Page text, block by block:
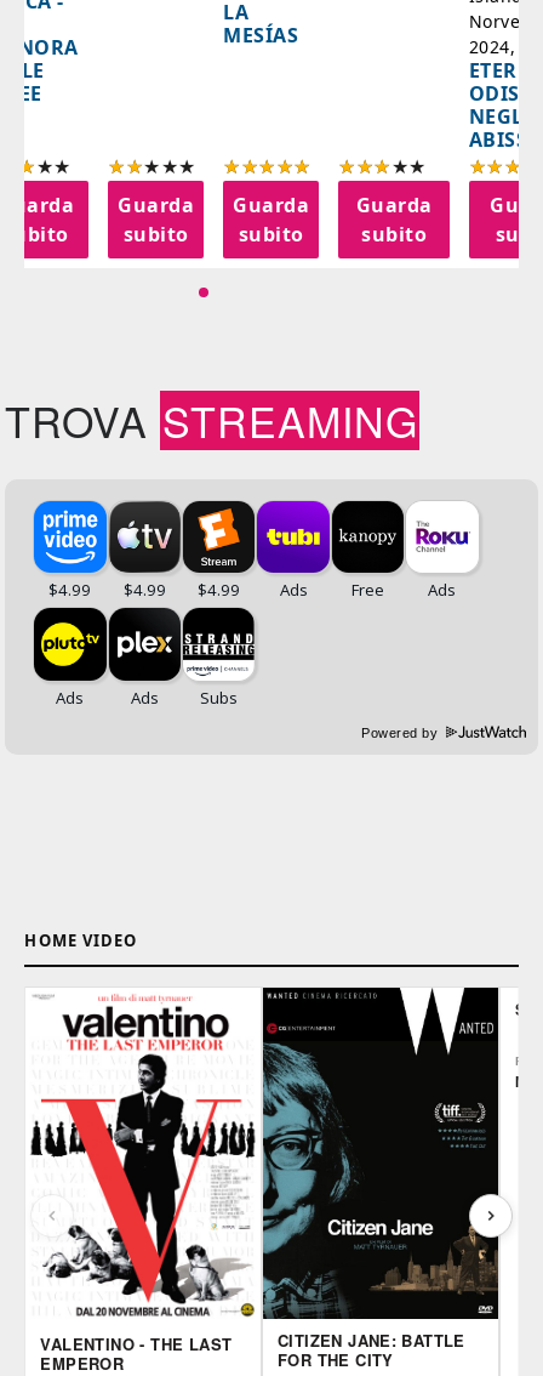
subito
Guarda
subito
LA
MESÍAS
Guarda
subito
Guarda
subito
2024,
NEGLI
ABISSI
TROVA STREAMING
Powered by
HOME VIDEO
VALENTINO - THE LAST
EMPEROR
CITIZEN JANE: BATTLE
FOR THE CITY